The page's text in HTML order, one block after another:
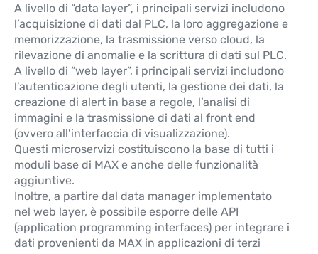
MAX Modulo
DOCUMENTATION
NEW
Modulo opzionale
Maggiori informazioni
MAX Modulo HEALTH
Modulo opzionale
Maggiori informazioni
A livello di “data layer”, i principali servizi includono
l’acquisizione di dati dal PLC, la loro aggregazione e
memorizzazione, la trasmissione verso cloud, la
rilevazione di anomalie e la scrittura di dati sul PLC.
A livello di “web layer”, i principali servizi includono
l’autenticazione degli utenti, la gestione dei dati, la
creazione di alert in base a regole, l’analisi di
immagini e la trasmissione di dati al front end
(ovvero all’interfaccia di visualizzazione).
Questi microservizi costituiscono la base di tutti i
moduli base di MAX e anche delle funzionalità
aggiuntive.
Inoltre, a partire dal data manager implementato
nel web layer, è possibile esporre delle API
(application programming interfaces) per integrare i
dati provenienti da MAX in applicazioni di terzi